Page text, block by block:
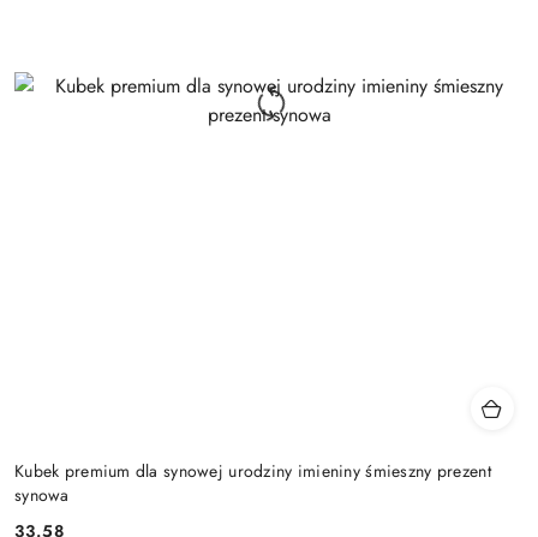
Kubek premium dla synowej urodziny imieniny śmieszny prezent
synowa
33.58